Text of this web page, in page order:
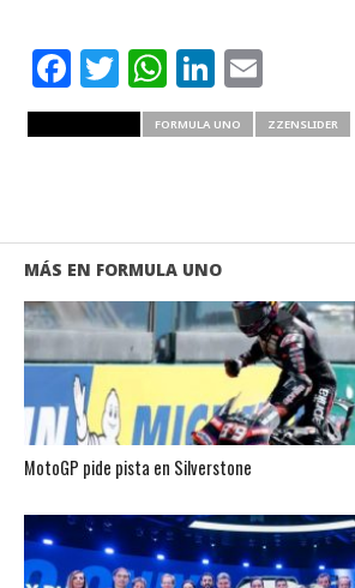
Facebook
Twitter
WhatsApp
LinkedIn
Email
FORMULA UNO ZZENSLIDER
MÁS EN FORMULA UNO
MotoGP pide pista en Silverstone